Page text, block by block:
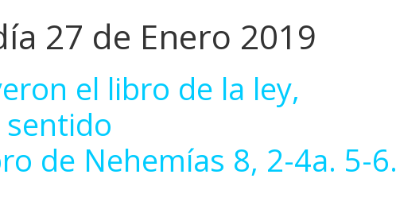
27 de Enero 2019
el libro de la ley,
de Nehemías 8, 2-4a. 5-6.